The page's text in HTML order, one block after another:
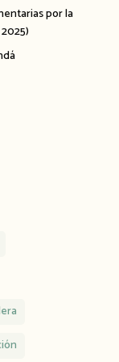
por la